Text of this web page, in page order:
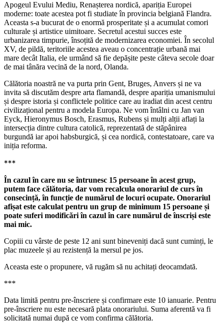
Apogeul Evului Mediu, Renașterea nordică, apariția Europei
moderne: toate acestea pot fi studiate în provincia belgiană Flandra.
Aceasta s-a bucurat de o enormă prosperitate și a acumulat comori
culturale și artistice uimitoare. Secretul acestui succes este
urbanizarea timpurie, însoțită de modernizarea economiei. În secolul
XV, de pildă, teritoriile acestea aveau o concentrație urbană mai
mare decât Italia, ele urmând să fie depășite peste câteva secole doar
de mai tânăra vecină de la nord, Olanda.
Călătoria noastră ne va purta prin Gent, Bruges, Anvers și ne va
invita să discutăm despre arta flamandă, despre apariția umanismului
și despre istoria și conflictele politice care au iradiat din acest centru
civilizațional pentru a modela Europa. Ne vom întâlni cu Jan van
Eyck, Hieronymus Bosch, Erasmus, Rubens și mulți alții aflați la
intersecția dintre cultura catolică, reprezentată de stăpânirea
burgundă iar apoi habsburgică, și cea nordică, contestatoare, care va
iniția reforma.
***
În cazul în care nu se întrunesc 15 persoane în acest grup,
putem face călătoria, dar vom recalcula onorariul de curs în
consecință, în funcție de numărul de locuri ocupate. Onorariul
afișat este calculat pentru un grup de minimum 15 persoane și
poate suferi modificări în cazul în care numărul de înscriși este
mai mic.
Copiii cu vârste de peste 12 ani sunt bineveniți dacă sunt cuminți, le
plac muzeele și au rezistență la mersul pe jos.
Aceasta este o propunere, vă rugăm să nu achitați deocamdată.
***
Data limită pentru pre-înscriere și confirmare este 10 ianuarie. Pentru
pre-înscriere nu este necesară plata onorariului. Suma aferentă va fi
solicitată numai după ce vom confirma călătoria.